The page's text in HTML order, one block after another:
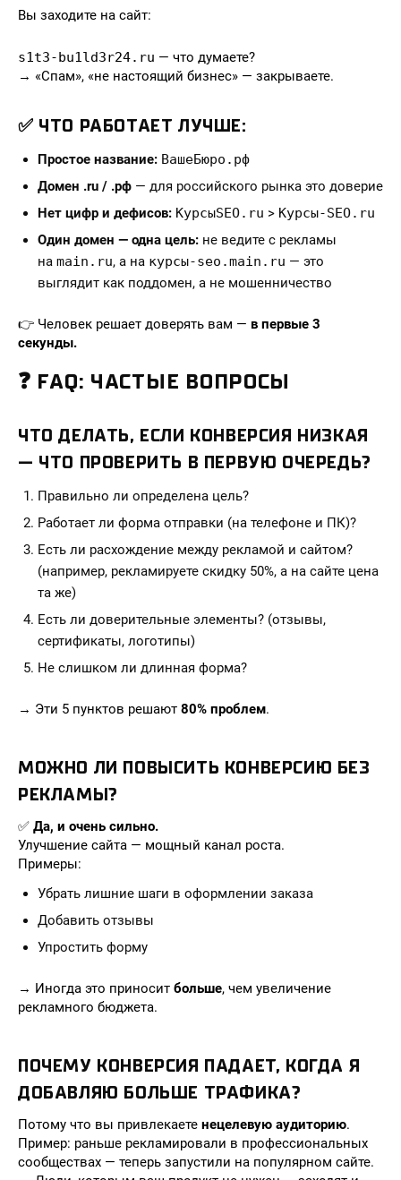
Вы заходите на сайт:
s1t3-bu1ld3r24.ru — что думаете?
→ «Спам», «не настоящий бизнес» — закрываете.
✅ ЧТО РАБОТАЕТ ЛУЧШЕ:
Простое название: ВашеБюро.рф
Домен .ru / .рф — для российского рынка это доверие
Нет цифр и дефисов: КурсыSEO.ru > Курсы-SEO.ru
Один домен — одна цель: не ведите с рекламы
на main.ru, а на курсы-seo.main.ru — это
выглядит как поддомен, а не мошенничество
👉 Человек решает доверять вам — в первые 3
секунды.
❓ FAQ: ЧАСТЫЕ ВОПРОСЫ
ЧТО ДЕЛАТЬ, ЕСЛИ КОНВЕРСИЯ НИЗКАЯ
— ЧТО ПРОВЕРИТЬ В ПЕРВУЮ ОЧЕРЕДЬ?
Правильно ли определена цель?
Работает ли форма отправки (на телефоне и ПК)?
Есть ли расхождение между рекламой и сайтом?
(например, рекламируете скидку 50%, а на сайте цена
та же)
Есть ли доверительные элементы? (отзывы,
сертификаты, логотипы)
Не слишком ли длинная форма?
→ Эти 5 пунктов решают 80% проблем.
МОЖНО ЛИ ПОВЫСИТЬ КОНВЕРСИЮ БЕЗ
РЕКЛАМЫ?
✅ Да, и очень сильно.
Улучшение сайта — мощный канал роста.
Примеры:
Убрать лишние шаги в оформлении заказа
Добавить отзывы
Упростить форму
→ Иногда это приносит больше, чем увеличение
рекламного бюджета.
ПОЧЕМУ КОНВЕРСИЯ ПАДАЕТ, КОГДА Я
ДОБАВЛЯЮ БОЛЬШЕ ТРАФИКА?
Потому что вы привлекаете нецелевую аудиторию.
Пример: раньше рекламировали в профессиональных
сообществах — теперь запустили на популярном сайте.